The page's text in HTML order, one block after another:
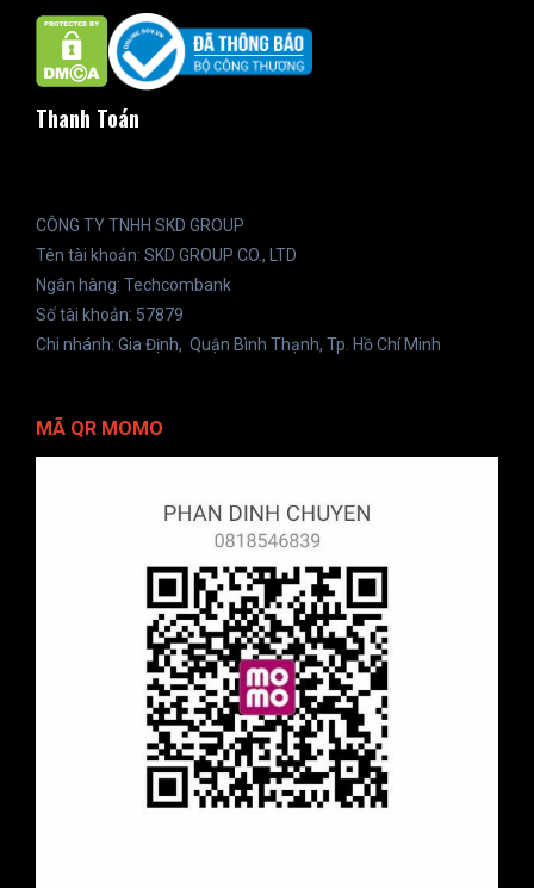
Thanh Toán
CÔNG TY TNHH SKD GROUP
Tên tài khoản: SKD GROUP CO., LTD
Ngân hàng: Techcombank
Số tài khoản: 57879
Chi nhánh: Gia Định, Quận Bình Thạnh, Tp. Hồ Chí Minh
MÃ QR MOMO